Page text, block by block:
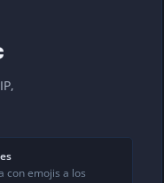
con emojis a los